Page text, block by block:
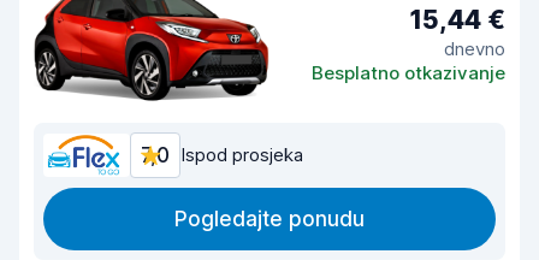
15,44 €
dnevno
Besplatno otkazivanje
7,0 Ispod prosjeka
Pogledajte ponudu